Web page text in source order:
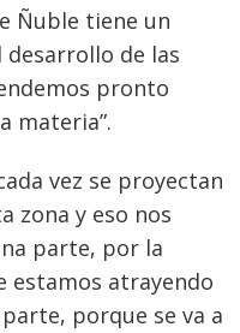
Ñuble tiene un
de las
pronto
materia”.
vez se proyectan
zona y eso nos
parte, por la
estamos atrayendo
porque se va a